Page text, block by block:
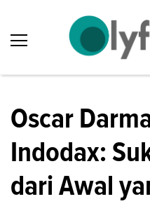
Oscar
Indodax:
dari Awal